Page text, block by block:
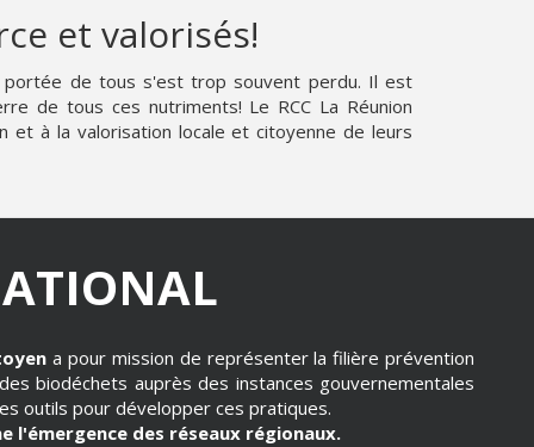
et valorisés!
portée de tous s'est trop souvent perdu. Il est
de tous ces nutriments! Le RCC La Réunion
et à la valorisation locale et citoyenne de leurs
a pour mission de représenter la filière prévention
biodéchets auprès des instances gouvernementales
outils pour développer ces pratiques.
l'émergence des réseaux régionaux.